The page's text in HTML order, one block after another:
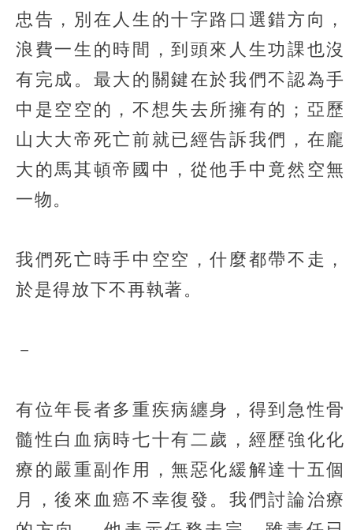
忠告，別在人生的十字路口選錯方向，
浪費一生的時間，到頭來人生功課也沒
有完成。最大的關鍵在於我們不認為手
中是空空的，不想失去所擁有的；亞歷
山大大帝死亡前就已經告訴我們，在龐
大的馬其頓帝國中，從他手中竟然空無
一物。
我們死亡時手中空空，什麼都帶不走，
於是得放下不再執著。
－
有位年長者多重疾病纏身，得到急性骨
髓性白血病時七十有二歲，經歷強化化
療的嚴重副作用，無惡化緩解達十五個
月，後來血癌不幸復發。我們討論治療